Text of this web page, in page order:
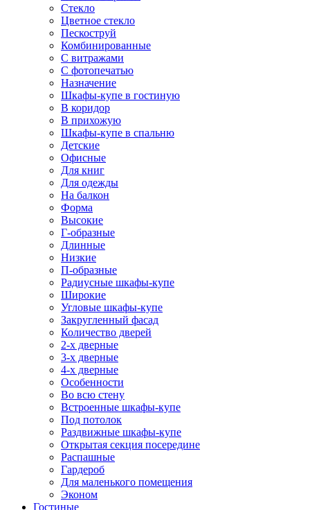
Стекло
Цветное стекло
Пескоструй
Комбинированные
С витражами
С фотопечатью
Назначение
Шкафы-купе в гостиную
В коридор
В прихожую
Шкафы-купе в спальню
Детские
Офисные
Для книг
Для одежды
На балкон
Форма
Высокие
Г-образные
Длинные
Низкие
П-образные
Радиусные шкафы-купе
Широкие
Угловые шкафы-купе
Закругленный фасад
Количество дверей
2-х дверные
3-х дверные
4-х дверные
Особенности
Во всю стену
Встроенные шкафы-купе
Под потолок
Раздвижные шкафы-купе
Открытая секция посередине
Распашные
Гардероб
Для маленького помещения
Эконом
Гостиные